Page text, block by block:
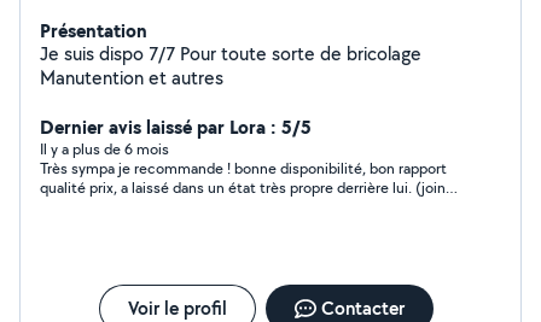
Présentation
Je suis dispo 7/7 Pour toute sorte de bricolage
Manutention et autres
Dernier avis laissé par Lora : 5/5
Il y a plus de 6 mois
Très sympa je recommande ! bonne disponibilité, bon rapport
qualité prix, a laissé dans un état très propre derrière lui. (joints
Voir le profil Contacter